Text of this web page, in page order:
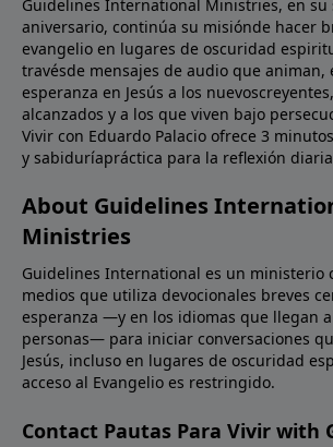
Guidelines International Ministries, en su
aniversario, continúa su misiónde hacer
evangelio en lugares de oscuridad
travésde mensajes de audio que animan,
esperanza en Jesús a los
alcanzados y a los que viven bajo
Vivir con Eduardo Palacio ofrece 3
y sabiduríapráctica para la reflexión
About Guidelines
Ministries
Guidelines International es un ministerio
medios que utiliza devocionales breves
esperanza —y en los idiomas que llegan
personas— para iniciar conversaciones
Jesús, incluso en lugares de oscuridad
acceso al Evangelio es restringido.
Contact Pautas Para Vivir with